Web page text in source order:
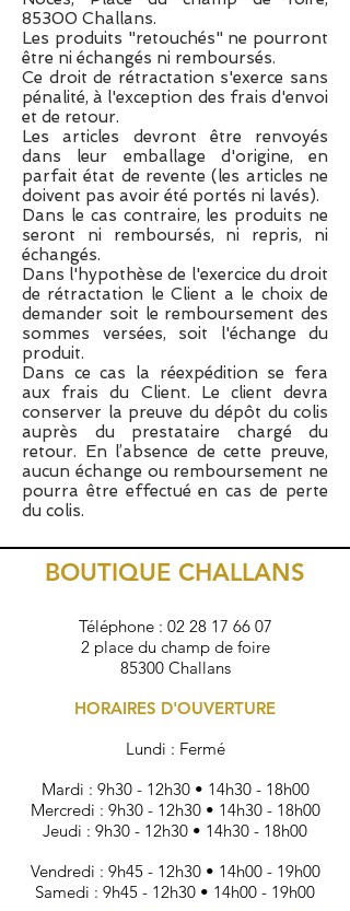
85300 Challans.
Les produits "retouchés" ne pourront
être ni échangés ni remboursés.
Ce droit de rétractation s'exerce sans
pénalité, à l'exception des frais d'envoi
et de retour.
Les articles devront être renvoyés
dans leur emballage d'origine, en
parfait état de revente (les articles ne
doivent pas avoir été portés ni lavés).
Dans le cas contraire, les produits ne
seront ni remboursés, ni repris, ni
échangés.
Dans l'hypothèse de l'exercice du droit
de rétractation le Client a le choix de
demander soit le remboursement des
sommes versées, soit l'échange du
produit.
Dans ce cas la réexpédition se fera
aux frais du Client. Le client devra
conserver la preuve du dépôt du colis
auprès du prestataire chargé du
retour. En l’absence de cette preuve,
aucun échange ou remboursement ne
pourra être effectué en cas de perte
du colis.
BOUTIQUE CHALLANS
Téléphone : 02 28 17 66 07
2 place du champ de foire
85300 Challans
HORAIRES D'OUVERTURE
Lundi : Fermé
Mardi : 9h30 - 12h30 • 14h30 - 18h00
Mercredi : 9h30 - 12h30 • 14h30 - 18h00
Jeudi : 9h30 - 12h30 • 14h30 - 18h00
Vendredi : 9h45 - 12h30 • 14h00 - 19h00
Samedi : 9h45 - 12h30 • 14h00 - 19h00